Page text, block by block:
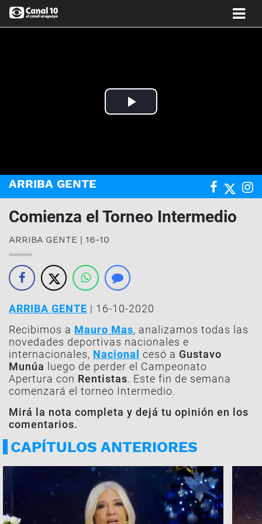
Play
ARRIBA GENTE
Comienza el Torneo Intermedio
ARRIBA GENTE | 16-10
ARRIBA GENTE | 16-10-2020
Recibimos a Mauro Mas, analizamos todas las
novedades deportivas nacionales e
internacionales, Nacional cesó a Gustavo
Munúa luego de perder el Campeonato
Apertura con Rentistas. Este fin de semana
comenzará el torneo Intermedio.
Mirá la nota completa y dejá tu opinión en los
comentarios.
CAPÍTULOS ANTERIORES